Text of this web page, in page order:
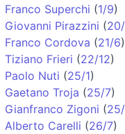
Franco Superchi (1/9)
Giovanni Pirazzini (
Franco Cordova (21/6)
Tiziano Frieri (22/12)
Paolo Nuti (25/1)
Gaetano Troja (25/7)
Gianfranco Zigoni (25/
Alberto Carelli (26/7)